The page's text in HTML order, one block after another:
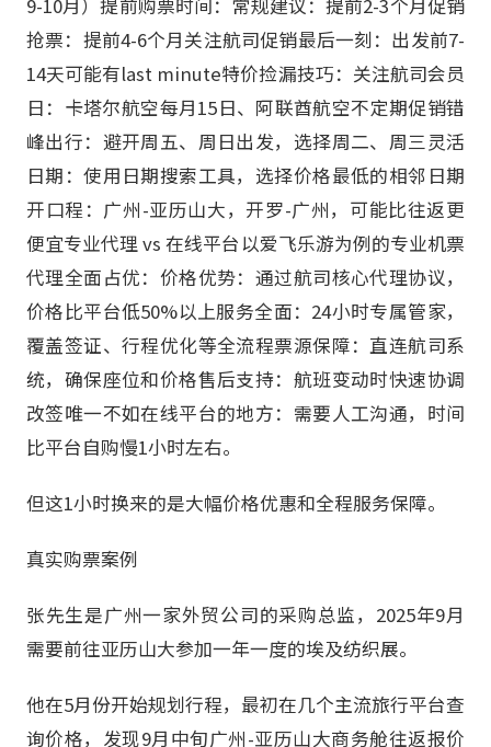
抢票：提前4-6个月关注航司促销最后一刻：出发前7-
14天可能有last minute特价捡漏技巧：关注航司会员
日：卡塔尔航空每月15日、阿联酋航空不定期促销错
峰出行：避开周五、周日出发，选择周二、周三灵活
日期：使用日期搜索工具，选择价格最低的相邻日期
开口程：广州-亚历山大，开罗-广州，可能比往返更
便宜专业代理 vs 在线平台以爱飞乐游为例的专业机票
代理全面占优：价格优势：通过航司核心代理协议，
价格比平台低50%以上服务全面：24小时专属管家，
覆盖签证、行程优化等全流程票源保障：直连航司系
统，确保座位和价格售后支持：航班变动时快速协调
改签唯一不如在线平台的地方：需要人工沟通，时间
比平台自购慢1小时左右。
但这1小时换来的是大幅价格优惠和全程服务保障。
真实购票案例
张先生是广州一家外贸公司的采购总监，2025年9月
需要前往亚历山大参加一年一度的埃及纺织展。
他在5月份开始规划行程，最初在几个主流旅行平台查
询价格，发现9月中旬广州-亚历山大商务舱往返报价